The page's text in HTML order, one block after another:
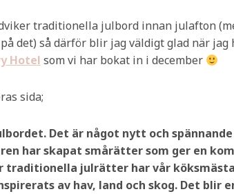
traditionella julbord innan julafton
det) så därför blir jag väldigt glad när
Hotel som vi har bokat in i december
sida;
Det är något nytt och
har skapat smårätter som ger en
julrätter har vår
av hav, land och skog. Det blir